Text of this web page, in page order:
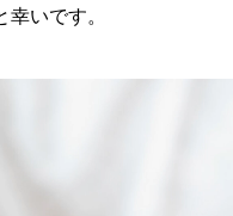
いです。